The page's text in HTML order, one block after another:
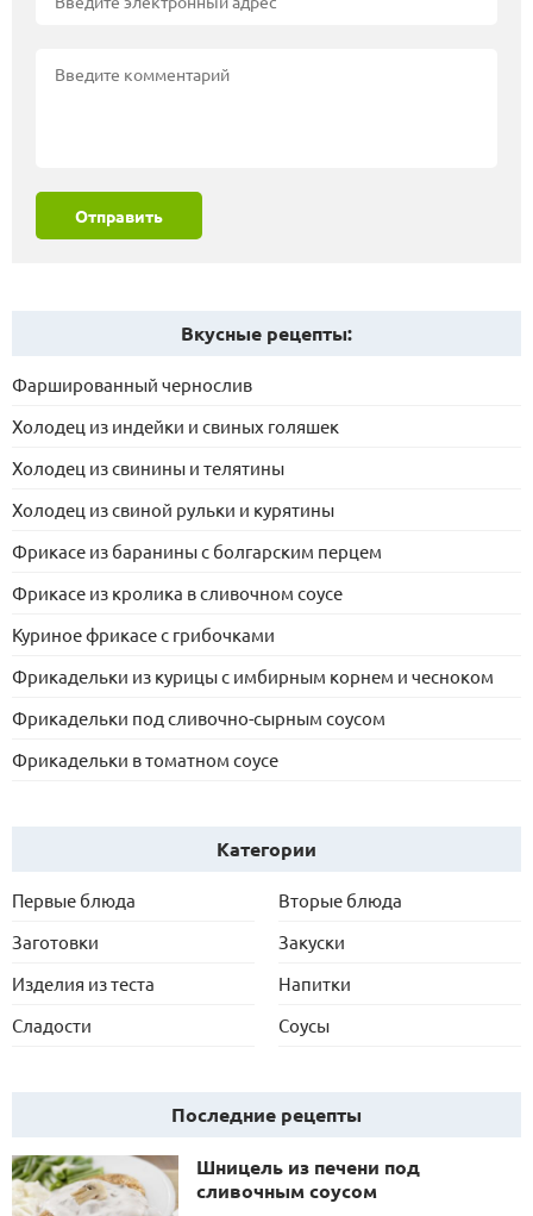
Отправить
Вкусные рецепты:
Фаршированный чернослив
Холодец из индейки и свиных голяшек
Холодец из свинины и телятины
Холодец из свиной рульки и курятины
Фрикасе из баранины с болгарским перцем
Фрикасе из кролика в сливочном соусе
Куриное фрикасе с грибочками
Фрикадельки из курицы с имбирным корнем и чесноком
Фрикадельки под сливочно-сырным соусом
Фрикадельки в томатном соусе
Категории
Первые блюда
Вторые блюда
Заготовки
Закуски
Изделия из теста
Напитки
Сладости
Соусы
Последние рецепты
Шницель из печени под
сливочным соусом